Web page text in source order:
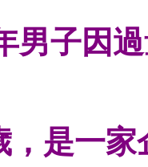
男子因
，是一